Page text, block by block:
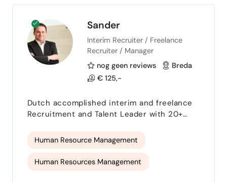
Sander
Interim Recruiter / Freelance
Recruiter / Manager
nog geen reviews
Breda
€ 125,-
Dutch accomplished interim and freelance
Recruitment and Talent Leader with 20+
acquisition and delivering measurable
results for technical, engineering, IT, and
commercial organizations. Track record of
my company Morijn HR includes driving
Human Resource Management
Human Resources Management